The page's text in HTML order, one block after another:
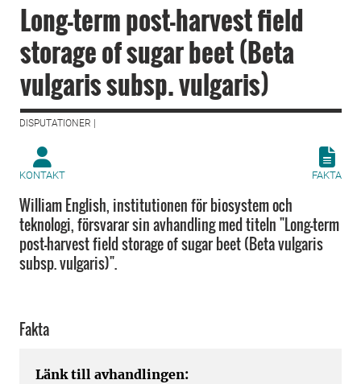
Long-term post-harvest field
storage of sugar beet (Beta
vulgaris subsp. vulgaris)
DISPUTATIONER |
KONTAKT FAKTA
William English, institutionen för biosystem och
teknologi, försvarar sin avhandling med titeln "Long-term
post-harvest field storage of sugar beet (Beta vulgaris
subsp. vulgaris)".
Fakta
Länk till avhandlingen: